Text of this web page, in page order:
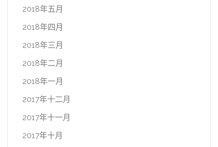
2018年五月
2018年四月
2018年三月
2018年二月
2018年一月
2017年十二月
2017年十一月
2017年十月